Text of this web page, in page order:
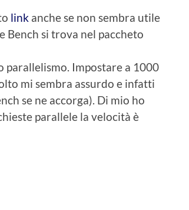
link anche se non sembra utile
Bench si trova nel paccheto
parallelismo. Impostare a 1000
mi sembra assurdo e infatti
se ne accorga). Di mio ho
parallele la velocità è